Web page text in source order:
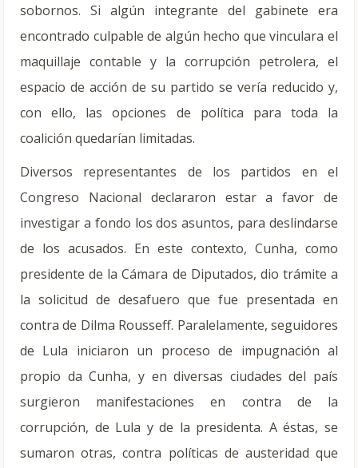
sobornos. Si algún integrante del gabinete era
encontrado culpable de algún hecho que vinculara el
maquillaje contable y la corrupción petrolera, el
espacio de acción de su partido se vería reducido y,
con ello, las opciones de política para toda la
coalición quedarían limitadas.
Diversos representantes de los partidos en el
Congreso Nacional declararon estar a favor de
investigar a fondo los dos asuntos, para deslindarse
de los acusados. En este contexto, Cunha, como
presidente de la Cámara de Diputados, dio trámite a
la solicitud de desafuero que fue presentada en
contra de Dilma Rousseff. Paralelamente, seguidores
de Lula iniciaron un proceso de impugnación al
propio da Cunha, y en diversas ciudades del país
surgieron manifestaciones en contra de la
corrupción, de Lula y de la presidenta. A éstas, se
sumaron otras, contra políticas de austeridad que